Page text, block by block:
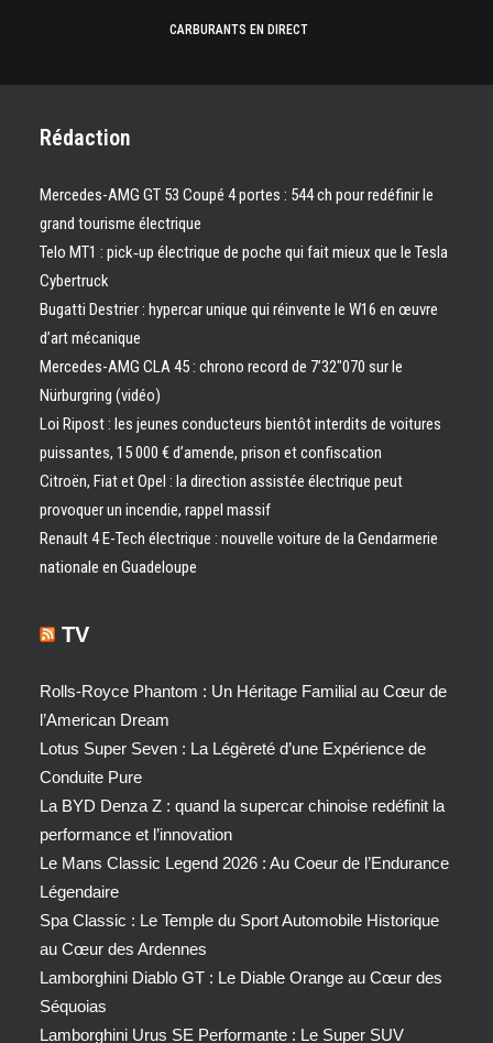
CARBURANTS EN DIRECT
Rédaction
Mercedes-AMG GT 53 Coupé 4 portes : 544 ch pour redéfinir le
grand tourisme électrique
Telo MT1 : pick‑up électrique de poche qui fait mieux que le Tesla
Cybertruck
Bugatti Destrier : hypercar unique qui réinvente le W16 en œuvre
d’art mécanique
Mercedes-AMG CLA 45 : chrono record de 7’32″070 sur le
Nürburgring (vidéo)
Loi Ripost : les jeunes conducteurs bientôt interdits de voitures
puissantes, 15 000 € d’amende, prison et confiscation
Citroën, Fiat et Opel : la direction assistée électrique peut
provoquer un incendie, rappel massif
Renault 4 E-Tech électrique : nouvelle voiture de la Gendarmerie
nationale en Guadeloupe
TV
Rolls-Royce Phantom : Un Héritage Familial au Cœur de
l’American Dream
Lotus Super Seven : La Légèreté d’une Expérience de
Conduite Pure
La BYD Denza Z : quand la supercar chinoise redéfinit la
performance et l’innovation
Le Mans Classic Legend 2026 : Au Coeur de l’Endurance
Légendaire
Spa Classic : Le Temple du Sport Automobile Historique
au Cœur des Ardennes
Lamborghini Diablo GT : Le Diable Orange au Cœur des
Séquoias
Lamborghini Urus SE Performante : Le Super SUV